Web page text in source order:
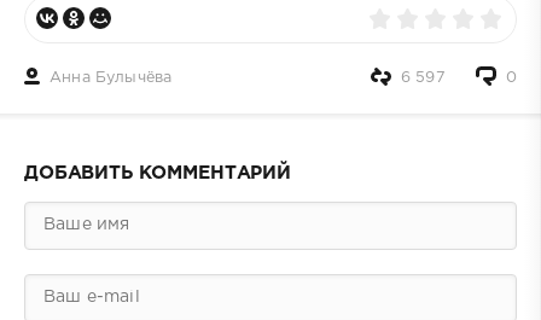
Анна Булычёва 0
6 597
ДОБАВИТЬ КОММЕНТАРИЙ